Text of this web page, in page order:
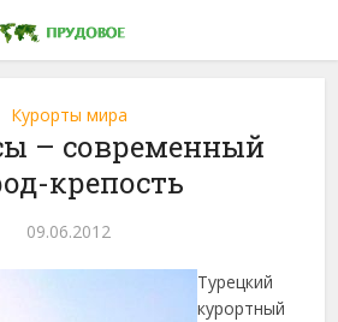
Курорты мира
– современный
крепость
09.06.2012
Турецкий
курортный